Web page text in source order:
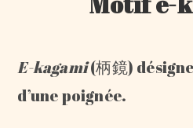
E-kagami(柄鏡)
d’une poignée.